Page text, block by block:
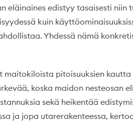
eläinaines edistyy tasaisesti niin
kuin
Yhdessä nämä
maitokiloista pitoisuuksien
koska maidon nesteosan
sekä heikentää
ja jopa utarerakenteessa,